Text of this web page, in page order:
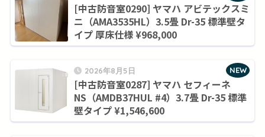
[中古防音室0290] ヤマハ アビテックスミ
ニ（AMA3535HL）3.5畳 Dr-35 標準壁タ
イプ 厚床仕様 ¥968,000
2026年8月5日
[中古防音室0287] ヤマハ セフィーネ
NS（AMDB37HUL #4）3.7畳 Dr-35 標準
壁タイプ ¥1,546,600
NEW